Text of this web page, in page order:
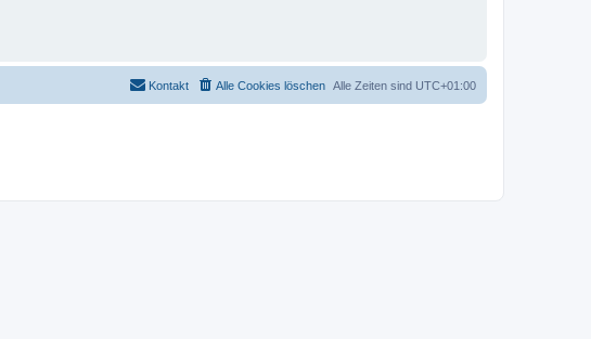
Alle Zeiten sind UTC+01:00
Alle Cookies löschen
Kontakt